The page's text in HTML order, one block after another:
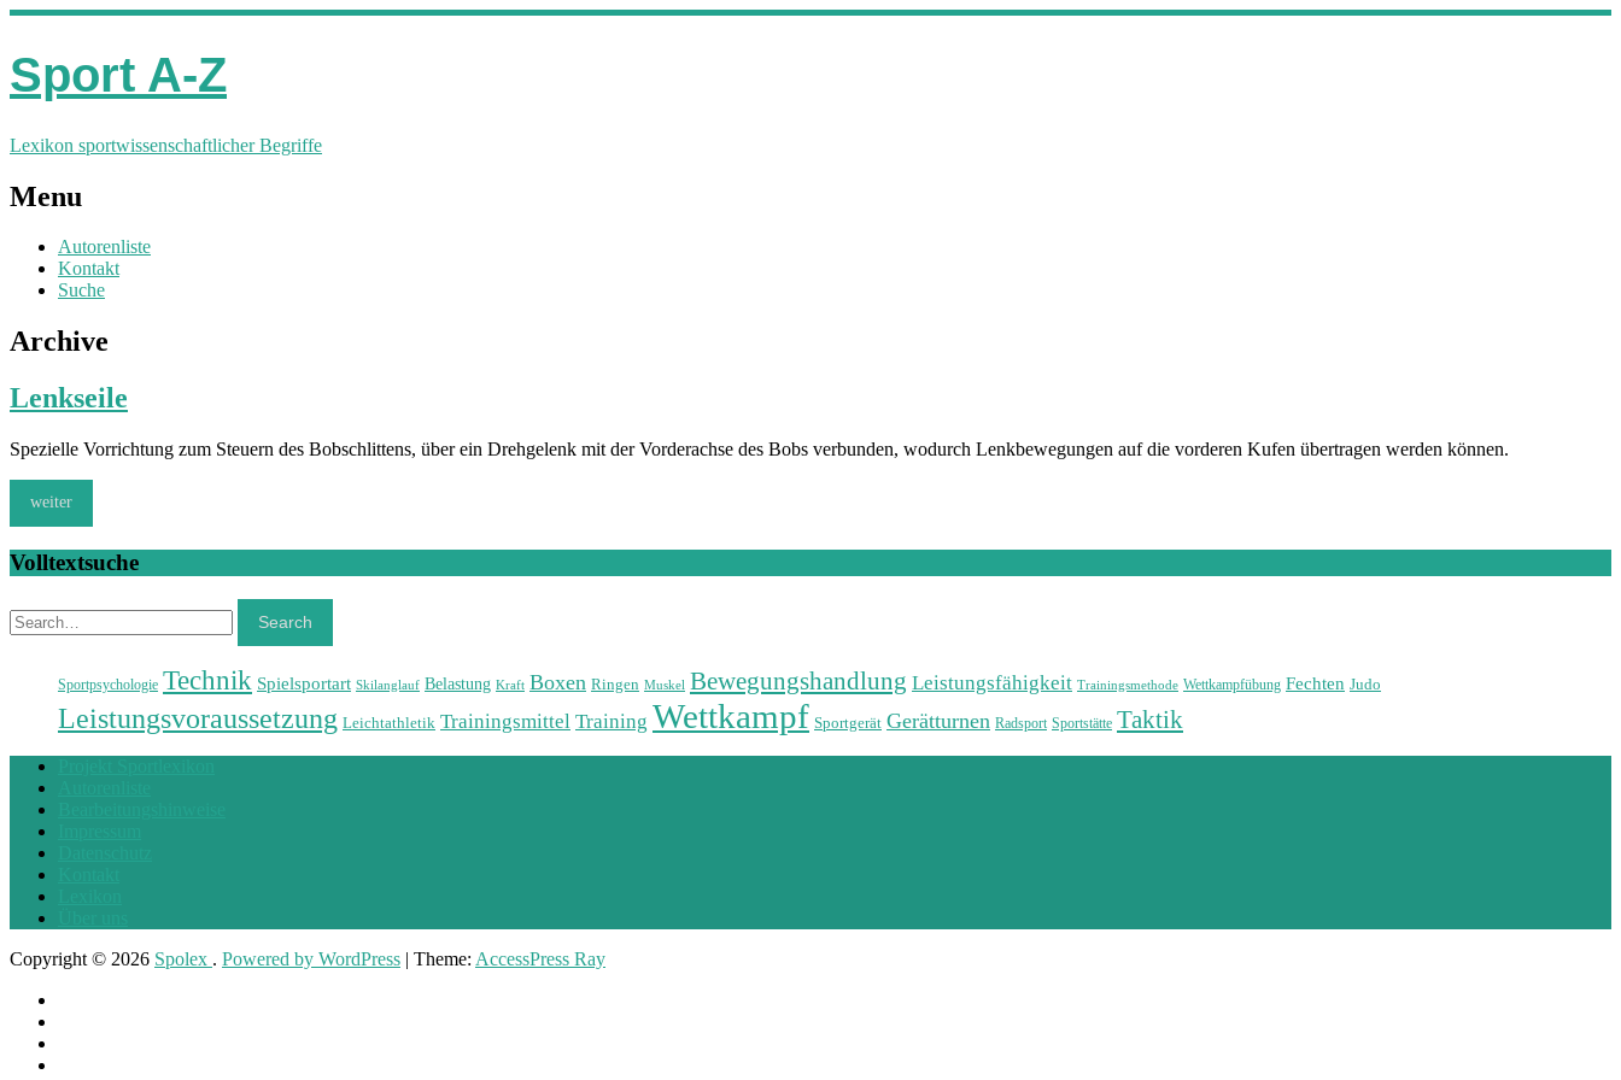
Sport A-Z
Lexikon sportwissenschaftlicher Begriffe
Menu
Autorenliste
Kontakt
Suche
Archive
Lenkseile
Spezielle Vorrichtung zum Steuern des Bobschlittens, über ein Drehgelenk mit der Vorderachse des Bobs verbunden, wodurch Lenkbewegungen auf die vorderen Kufen übertragen werden können.
weiter
Volltextsuche
Search
Search
Sportpsychologie Technik Spielsportart Skilanglauf Belastung Kraft Boxen Ringen Muskel Bewegungshandlung Leistungsfähigkeit Trainingsmethode Wettkampfübung Fechten Judo
Leistungsvoraussetzung Leichtathletik Trainingsmittel Training Wettkampf Sportgerät Gerätturnen Radsport Sportstätte Taktik
Copyright © 2026 Spolex . Powered by WordPress | Theme: AccessPress Ray